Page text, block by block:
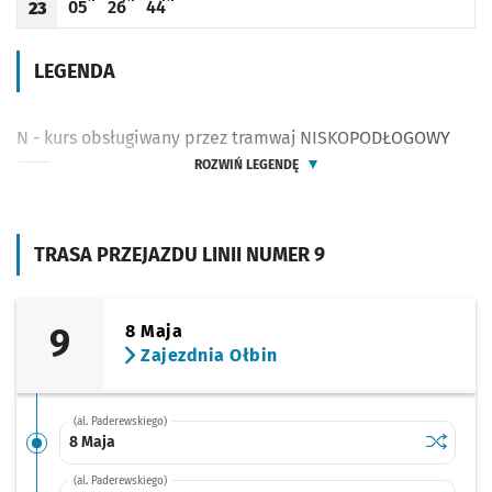
TRASA PRZEJAZDU LINII NUMER 9
9
8 Maja
Zajezdnia Ołbin
(al. Paderewskiego)
8 Maja Sprawdź
8 Maja
(al. Paderewskiego)
Godzina odjazdu
23
Odjazd
05
minut po godzinie 23
Odjazd
26
minut po godzinie 23
Odjazd
44
minut po godzinie 23
LEGENDA
N - kurs obsługiwany przez tramwaj NISKOPODŁOGOWY
ROZWIŃ LEGENDĘ